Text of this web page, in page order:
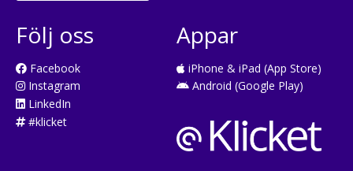
Följ oss
Facebook
Instagram
LinkedIn
#klicket
Appar
iPhone & iPad (App Store)
Android (Google Play)